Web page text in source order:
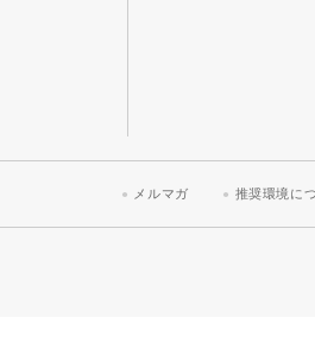
メルマガ 推奨環境に